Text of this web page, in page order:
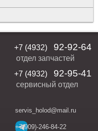
+7 (4932) 92-92-64
отдел запчастей
+7 (4932)
92-95-41
сервисный отдел
servis_holod@mail.ru
+7(909)-246-84-22